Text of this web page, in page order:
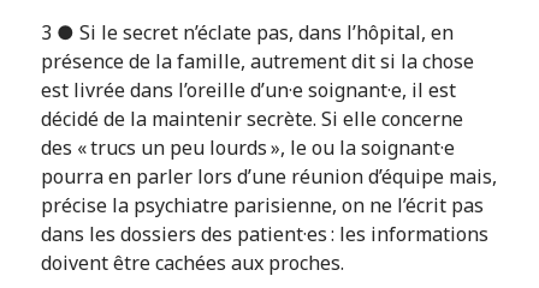
3 ● Si le secret n’éclate pas, dans l’hôpital, en
présence de la famille, autrement dit si la chose
est livrée dans l’oreille d’un·e soignant·e, il est
décidé de la maintenir secrète. Si elle concerne
des « trucs un peu lourds », le ou la soignant·e
pourra en parler lors d’une réunion d’équipe mais,
précise la psychiatre parisienne, on ne l’écrit pas
dans les dossiers des patient·es : les informations
doivent être cachées aux proches.